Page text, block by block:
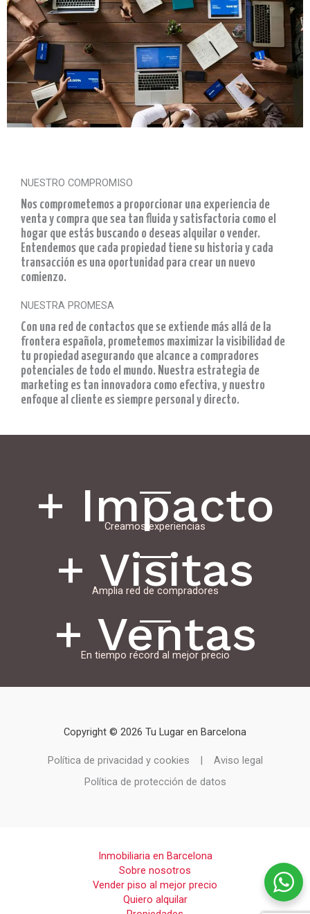
NUESTRO COMPROMISO
Nos comprometemos a proporcionar una experiencia de
venta y compra que sea tan fluida y satisfactoria como el
hogar que estás buscando o deseas alquilar o vender.
Entendemos que cada propiedad tiene su historia y cada
transacción es una oportunidad para crear un nuevo
comienzo.
NUESTRA PROMESA
Con una red de contactos que se extiende más allá de la
frontera española, prometemos maximizar la visibilidad de
tu propiedad asegurando que alcance a compradores
potenciales de todo el mundo. Nuestra estrategia de
marketing es tan innovadora como efectiva, y nuestro
enfoque al cliente es siempre personal y directo.
+ Impacto
Creamos experiencias
+ Visitas
Amplia red de compradores
+ Ventas
En tiempo récord al mejor precio
Copyright © 2026 Tu Lugar en Barcelona
Política de privacidad y cookies | Aviso legal
Política de protección de datos
Inmobiliaria en Barcelona
Sobre nosotros
Vender piso al mejor precio
Quiero alquilar